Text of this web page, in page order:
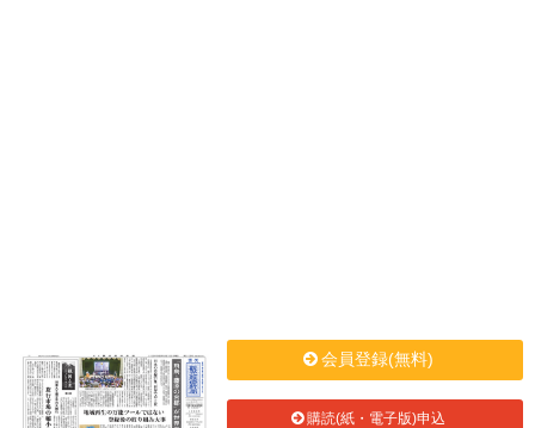
会員登録(無料)
購読(紙・電子版)申込